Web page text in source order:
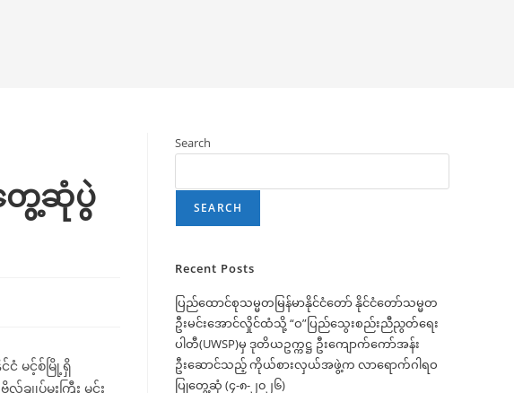
ေ့ဆုံပွဲ
မင့်စ်မြို့ရှိ
ချုပ်မှူးကြီး မင်း
Search
SEARCH
Recent Posts
ပြည်ထောင်စုသမ္မတမြန်မာနိုင်ငံတော် နိုင်ငံတော်သမ္မတ
ဦးမင်းအောင်လှိုင်ထံသို့ “ဝ”ပြည်သွေးစည်းညီညွတ်ရေး
ပါတီ(UWSP)မှ ဒုတိယဥက္ကဋ္ဌ ဦးကျောက်ကော်အန်း
ဦးဆောင်သည့် ကိုယ်စားလှယ်အဖွဲ့က လာရောက်ဂါရဝ
ပြုတွေ့ဆုံ (၄-၈-၂၀၂၆)